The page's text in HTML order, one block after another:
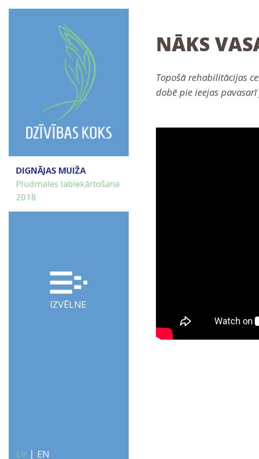
DIGNĀJAS MUIŽA
Pludmales labiekārtošana
2018
IZVĒLNE
LV| EN
NĀKS
Topošā rehabilitācijas
dobē pie ieejas